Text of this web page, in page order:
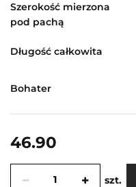
Szerokość mierzona
pod pachą
Długość całkowita
Bohater
46.90
szt.